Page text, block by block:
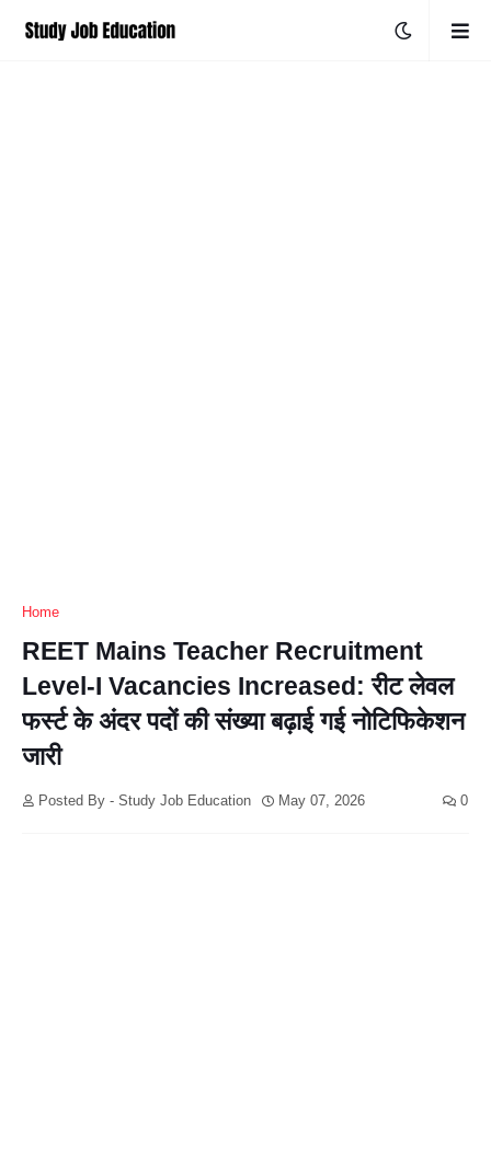
Home
REET Mains Teacher Recruitment
Level-I Vacancies Increased: रीट लेवल
फर्स्ट के अंदर पदों की संख्या बढ़ाई गई नोटिफिकेशन
जारी
Posted By - Study Job Education May 07, 2026 0